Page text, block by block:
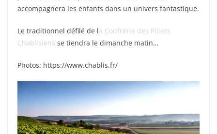
accompagnera les enfants dans un univers fantastique.
Le traditionnel défilé de la Confrérie des Piliers
Chablisiens se tiendra le dimanche matin…
Photos: https://www.chablis.fr/